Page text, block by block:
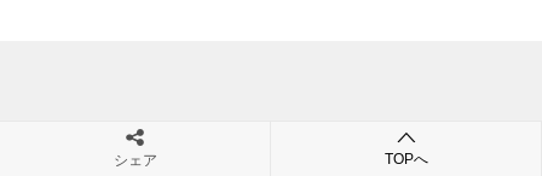
シェア TOPへ